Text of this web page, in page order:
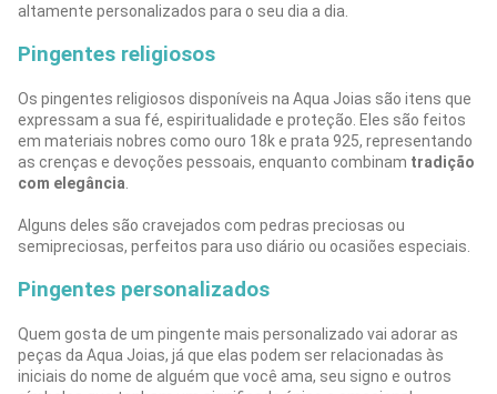
altamente personalizados para o seu dia a dia.
Pingentes religiosos
Os pingentes religiosos disponíveis na Aqua Joias são itens que
expressam a sua fé, espiritualidade e proteção. Eles são feitos
em materiais nobres como ouro 18k e prata 925, representando
as crenças e devoções pessoais, enquanto combinam tradição
com elegância
Alguns deles são cravejados com pedras preciosas ou
semipreciosas, perfeitos para uso diário ou ocasiões especiais.
Pingentes personalizados
Quem gosta de um pingente mais personalizado vai adorar as
peças da Aqua Joias, já que elas podem ser relacionadas às
iniciais do nome de alguém que você ama, seu signo e outros